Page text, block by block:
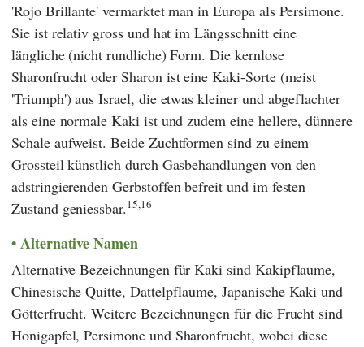
'Rojo Brillante' vermarktet man in Europa als Persimone.
Sie ist relativ gross und hat im Längsschnitt eine
längliche (nicht rundliche) Form. Die kernlose
Sharonfrucht oder Sharon ist eine Kaki-Sorte (meist
'Triumph') aus Israel, die etwas kleiner und abgeflachter
als eine normale Kaki ist und zudem eine hellere, dünnere
Schale aufweist. Beide Zuchtformen sind zu einem
Grossteil künstlich durch Gasbehandlungen von den
adstringierenden Gerbstoffen befreit und im festen
Zustand geniessbar.15,16
Alternative Namen
Alternative Bezeichnungen für Kaki sind Kakipflaume,
Chinesische Quitte, Dattelpflaume, Japanische Kaki und
Götterfrucht. Weitere Bezeichnungen für die Frucht sind
Honigapfel, Persimone und Sharonfrucht, wobei diese